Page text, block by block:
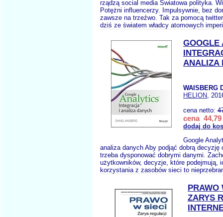
rządzą social media Światowa polityka.
Potężni influencerzy. Impulsywnie, bez
zawsze na trzeźwo. Tak za pomocą
dziś ze światem władcy atomowych
GOOGLE
ANALIZA
WAISBERG
HELION,
cena netto:
cena 44,79
dodaj do
Google
analiza danych Aby podjąć dobrą decyzję
trzeba dysponować dobrymi danymi.
użytkowników, decyzje, które podejmują,
korzystania z zasobów sieci to
PRAWO
ZARYS